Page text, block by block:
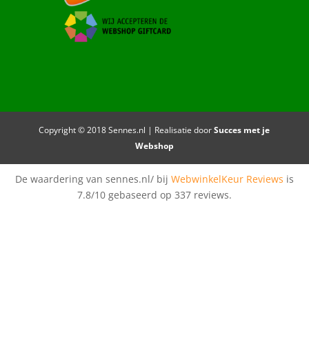
Copyright © 2018 Sennes.nl | Realisatie doorSucces met je
Webshop
De waardering van sennes.nl/ bij WebwinkelKeur Reviews is
7.8/10 gebaseerd op 337 reviews.